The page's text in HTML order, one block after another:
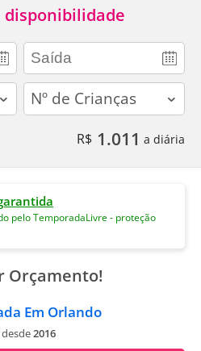
disponibilidade
children
R$ 1.011 a diária
pelo TemporadaLivre - proteção
Orçamento!
Em Orlando
2016